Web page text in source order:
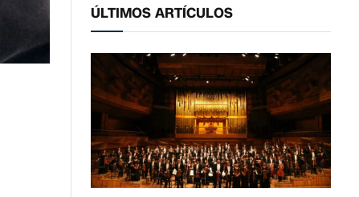
ÚLTIMOS ARTÍCULOS